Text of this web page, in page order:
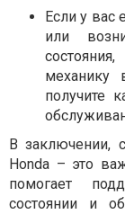
Если у вас
или
получите
В заключении,
Honda – это
помогает
состоянии и